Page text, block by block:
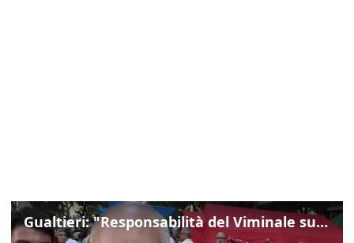
Gualtieri: "Responsabilità del Viminale su Spin Time? La posizione dei partiti è nota"